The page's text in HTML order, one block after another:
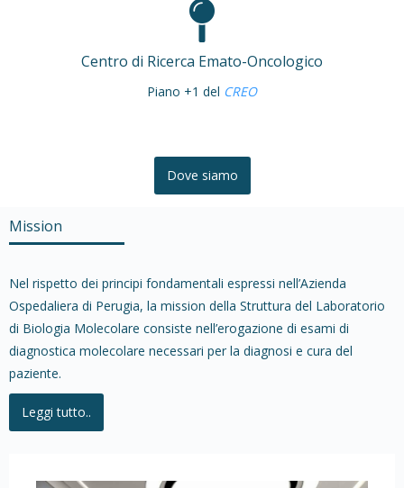
Centro di Ricerca Emato-Oncologico
Piano +1 del CREO
Dove siamo
Mission
Nel rispetto dei principi fondamentali espressi nell’Azienda
Ospedaliera di Perugia, la mission della Struttura del Laboratorio
di Biologia Molecolare consiste nell’erogazione di esami di
diagnostica molecolare necessari per la diagnosi e cura del
paziente.
Leggi tutto..